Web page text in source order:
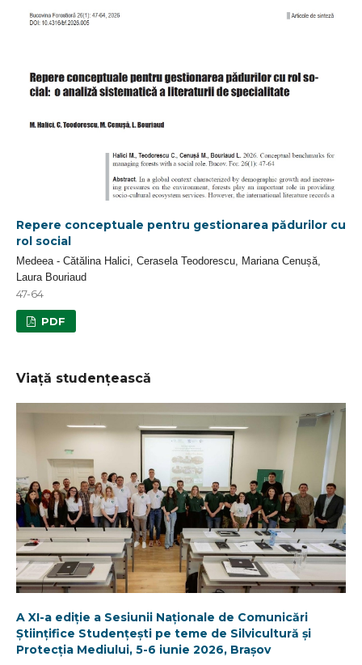
Repere conceptuale pentru gestionarea pădurilor cu
rol social
Medeea - Cătălina Halici, Cerasela Teodorescu, Mariana Cenușă,
Laura Bouriaud
47-64
PDF
Viață studențească
A XI-a ediție a Sesiunii Naționale de Comunicări
Științifice Studențești pe teme de Silvicultură și
Protecția Mediului, 5-6 iunie 2026, Brașov